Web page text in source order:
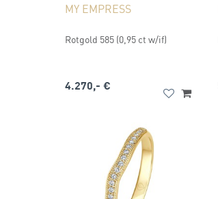
MY EMPRESS
Rotgold 585 (0,95 ct w/if)
4.270,- €